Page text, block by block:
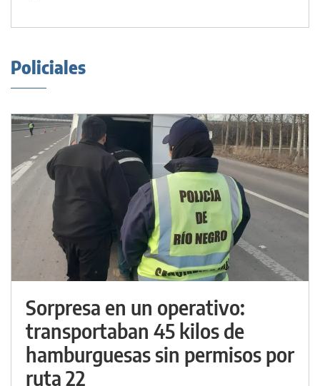
Policiales
Sorpresa en un operativo:
transportaban 45 kilos de
hamburguesas sin permisos por
ruta 22